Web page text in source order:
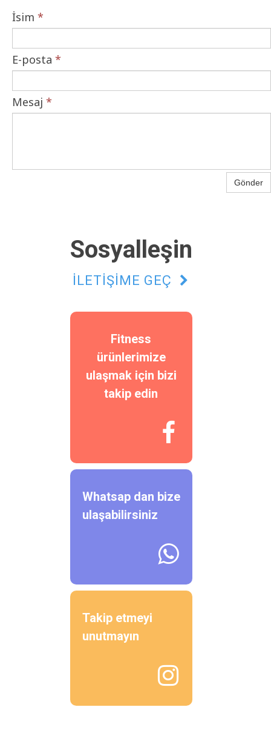
İsim *
E-posta *
Mesaj *
Gönder
Sosyalleşin
İLETİŞİME GEÇ 
Fitness
ürünlerimize
ulaşmak için bizi
takip edin

Whatsap dan bize
ulaşabilirsiniz

Takip etmeyi
unutmayın
